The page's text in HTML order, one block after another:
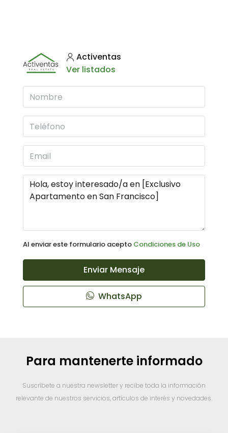
Activentas
Ver listados
Al enviar este formulario acepto Condiciones de Uso
Enviar Mensaje
WhatsApp
Para mantenerte informado
Suscríbete a nuestra newsletter y recibe toda la información
relevante de nuestros servicios, artículos de interés y novedades.